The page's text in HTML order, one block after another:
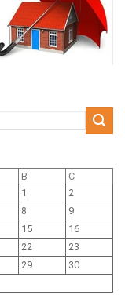
B
C
1
2
8
9
15
16
22
23
29
30